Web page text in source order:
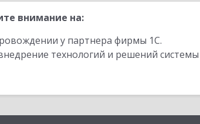
внимание на:
у партнера фирмы 1С.
технологий и решений